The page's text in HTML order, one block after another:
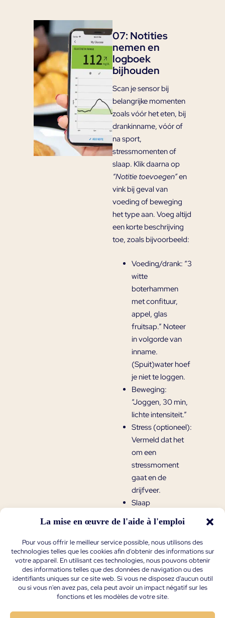
La mise en œuvre de l'aide à l'emploi
Pour vous offrir le meilleur service possible, nous utilisons des
technologies telles que les cookies afin d'obtenir des informations sur
votre appareil. En utilisant ces technologies, nous pouvons obtenir
des informations telles que des données de navigation ou des
identifiants uniques sur ce site web. Si vous ne disposez d'aucun outil
ou si vous n'en avez pas, cela peut avoir un impact négatif sur les
fonctions et les modèles de votre site.
07: Notities
nemen en
logboek
bijhouden
Scan je sensor bij
belangrijke momenten
zoals vóór het eten, bij
drankinname, vóór of
na sport,
stressmomenten of
slaap. Klik daarna op
“Notitie toevoegen”en
vink bij geval van
voeding of beweging
het type aan. Voeg altijd
een korte beschrijving
toe, zoals bijvoorbeeld:
Voeding/drank: “3
witte
boterhammen
met confituur,
appel, glas
fruitsap.” Noteer
in volgorde van
inname.
(Spuit)water hoef
je niet te loggen.
Beweging:
“Joggen, 30 min,
lichte intensiteit.”
Stress (optioneel):
Vermeld dat het
om een
stressmoment
gaat en de
drijfveer.
Slaap
r eventueel tijd en
kwaliteit.
Je kan notities ook
achteraf toevoegen of
aanpassen via het
logboek.